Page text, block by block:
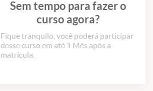
Sem tempo para fazer o
curso agora?
Fique tranquilo, você poderá participar
desse curso em até 1 Mês após a
matrícula.